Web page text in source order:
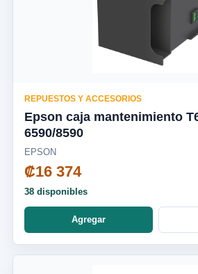
REPUESTOS Y ACCESORIOS
Epson caja mantenimiento
6590/8590
EPSON
₡16 374
38 disponibles
Agregar